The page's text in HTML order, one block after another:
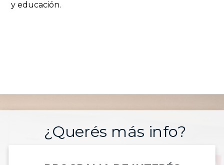
y educación.
¿Querés más info?